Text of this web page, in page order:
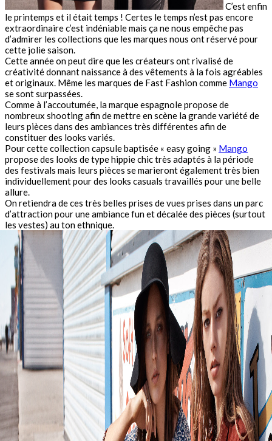
C’est enfin
le printemps et il était temps ! Certes le temps n’est pas encore
extraordinaire c’est indéniable mais ça ne nous empêche pas
d’admirer les collections que les marques nous ont réservé pour
cette jolie saison.
Cette année on peut dire que les créateurs ont rivalisé de
créativité donnant naissance à des vêtements à la fois agréables
et originaux. Même les marques de Fast Fashion comme Mango
se sont surpassées.
Comme à l’accoutumée, la marque espagnole propose de
nombreux shooting afin de mettre en scène la grande variété de
leurs pièces dans des ambiances très différentes afin de
constituer des looks variés.
Pour cette collection capsule baptisée « easy going » Mango
propose des looks de type hippie chic très adaptés à la période
des festivals mais leurs pièces se marieront également très bien
individuellement pour des looks casuals travaillés pour une belle
allure.
On retiendra de ces très belles prises de vues prises dans un parc
d’attraction pour une ambiance fun et décalée des pièces (surtout
les vestes) au ton ethnique.